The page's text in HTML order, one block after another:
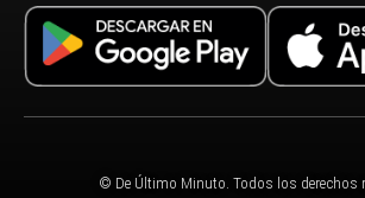
© De Último Minuto. Todos los derechos